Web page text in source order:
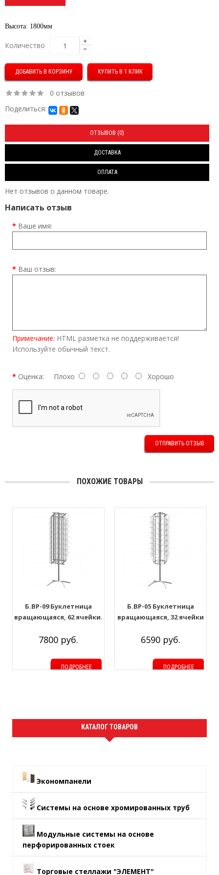
Высота: 1800мм
Количество
КУПИТЬ В 1 КЛИК
0 отзывов
Поделиться:
ОТЗЫВОВ (0)
ДОСТАВКА
ОПЛАТА
Нет отзывов о данном товаре.
Написать отзыв
Ваше имя:
Ваш отзыв:
Примечание: HTML разметка не поддерживается!
Используйте обычный текст.
Оценка: Плохо Хорошо
ОТПРАВИТЬ ОТЗЫВ
ПОХОЖИЕ ТОВАРЫ
Б.ВР-09 Буклетница
вращающаяся, 62 ячейки.
7800 руб.
ПОДРОБНЕЕ
Б.ВР-05 Буклетница
вращающаяся, 32 ячейки
6590 руб.
ПОДРОБНЕЕ
КАТАЛОГ ТОВАРОВ
Экономпанели
Системы на основе хромированных труб
Модульные системы на основе
перфорированных стоек
Торговые стеллажи "ЭЛЕМЕНТ"